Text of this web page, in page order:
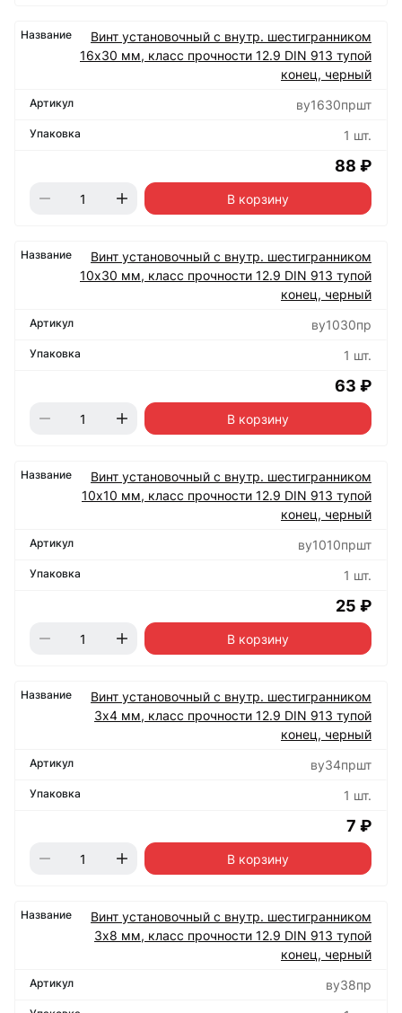
Винт установочный с внутр. шестигранником
16х30 мм, класс прочности 12.9 DIN 913 тупой
конец, черный
ву1630пршт
1 шт.
88 ₽
В корзину
Винт установочный с внутр. шестигранником
10х30 мм, класс прочности 12.9 DIN 913 тупой
конец, черный
ву1030пр
1 шт.
63 ₽
В корзину
Винт установочный с внутр. шестигранником
10х10 мм, класс прочности 12.9 DIN 913 тупой
конец, черный
ву1010пршт
1 шт.
25 ₽
В корзину
Винт установочный с внутр. шестигранником
3х4 мм, класс прочности 12.9 DIN 913 тупой
конец, черный
ву34пршт
1 шт.
7 ₽
В корзину
Винт установочный с внутр. шестигранником
3х8 мм, класс прочности 12.9 DIN 913 тупой
конец, черный
ву38пр